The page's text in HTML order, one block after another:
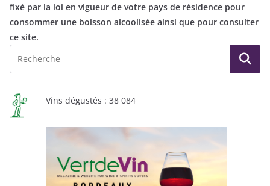
fixé par la loi en vigueur de votre pays de résidence pour
consommer une boisson alcoolisée ainsi que pour consulter
ce site.
Vins dégustés : 38 084